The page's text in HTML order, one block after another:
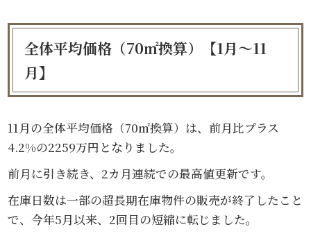
全体平均価格（70㎡換算）【1月～11
月】
11月の全体平均価格（70㎡換算）は、前月比プラス
4.2%の2259万円となりました。
前月に引き続き、2カ月連続での最高値更新です。
在庫日数は一部の超長期在庫物件の販売が終了したこと
で、今年5月以来、2回目の短縮に転じました。